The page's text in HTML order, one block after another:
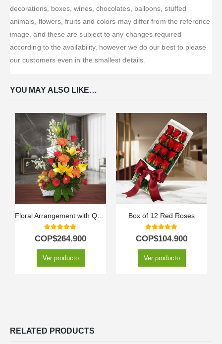
decorations, boxes, wines, chocolates, balloons, stuffed
animals, flowers, fruits and colors may differ from the reference
image, and these are subject to any changes required
according to the availability, however we do our best to please
our customers even in the smallest details.
YOU MAY ALSO LIKE…
5.00out of 5
COP$264.900
Ver producto
Box of 12 Red Roses
5.00out of 5
COP$104.900
Ver producto
RELATED PRODUCTS